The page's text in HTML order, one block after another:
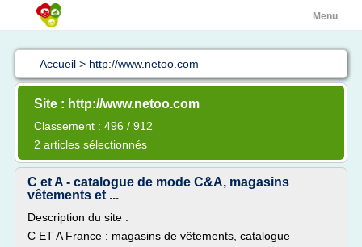
Menu
Accueil > http://www.netoo.com
Site : http://www.netoo.com
Classement : 496 / 912
2 articles sélectionnés
C et A - catalogue de mode C&A, magasins
vêtements et ...
Description du site :
C ET A France : magasins de vêtements, catalogue